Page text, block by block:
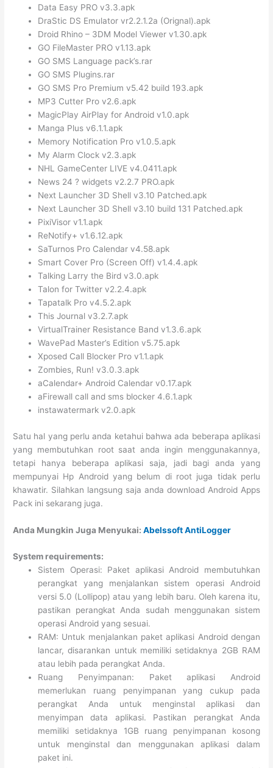
Data Easy PRO v3.3.apk
DraStic DS Emulator vr2.2.1.2a (Orignal).apk
Droid Rhino – 3DM Model Viewer v1.30.apk
GO FileMaster PRO v1.13.apk
GO SMS Language pack’s.rar
GO SMS Plugins.rar
GO SMS Pro Premium v5.42 build 193.apk
MP3 Cutter Pro v2.6.apk
MagicPlay AirPlay for Android v1.0.apk
Manga Plus v6.1.1.apk
Memory Notification Pro v1.0.5.apk
My Alarm Clock v2.3.apk
NHL GameCenter LIVE v4.0411.apk
News 24 ? widgets v2.2.7 PRO.apk
Next Launcher 3D Shell v3.10 Patched.apk
Next Launcher 3D Shell v3.10 build 131 Patched.apk
PixiVisor v1.1.apk
ReNotify+ v1.6.12.apk
SaTurnos Pro Calendar v4.58.apk
Smart Cover Pro (Screen Off) v1.4.4.apk
Talking Larry the Bird v3.0.apk
Talon for Twitter v2.2.4.apk
Tapatalk Pro v4.5.2.apk
This Journal v3.2.7.apk
VirtualTrainer Resistance Band v1.3.6.apk
WavePad Master’s Edition v5.75.apk
Xposed Call Blocker Pro v1.1.apk
Zombies, Run! v3.0.3.apk
aCalendar+ Android Calendar v0.17.apk
aFirewall call and sms blocker 4.6.1.apk
instawatermark v2.0.apk
Satu hal yang perlu anda ketahui bahwa ada beberapa aplikasi
yang membutuhkan root saat anda ingin menggunakannya,
tetapi hanya beberapa aplikasi saja, jadi bagi anda yang
mempunyai Hp Android yang belum di root juga tidak perlu
khawatir. Silahkan langsung saja anda download Android Apps
Pack ini sekarang juga.
Anda Mungkin Juga Menyukai:Abelssoft AntiLogger
System requirements:
Sistem Operasi: Paket aplikasi Android membutuhkan
perangkat yang menjalankan sistem operasi Android
versi 5.0 (Lollipop) atau yang lebih baru. Oleh karena itu,
pastikan perangkat Anda sudah menggunakan sistem
operasi Android yang sesuai.
RAM: Untuk menjalankan paket aplikasi Android dengan
lancar, disarankan untuk memiliki setidaknya 2GB RAM
atau lebih pada perangkat Anda.
Ruang Penyimpanan: Paket aplikasi Android
memerlukan ruang penyimpanan yang cukup pada
perangkat Anda untuk menginstal aplikasi dan
menyimpan data aplikasi. Pastikan perangkat Anda
memiliki setidaknya 1GB ruang penyimpanan kosong
untuk menginstal dan menggunakan aplikasi dalam
paket ini.